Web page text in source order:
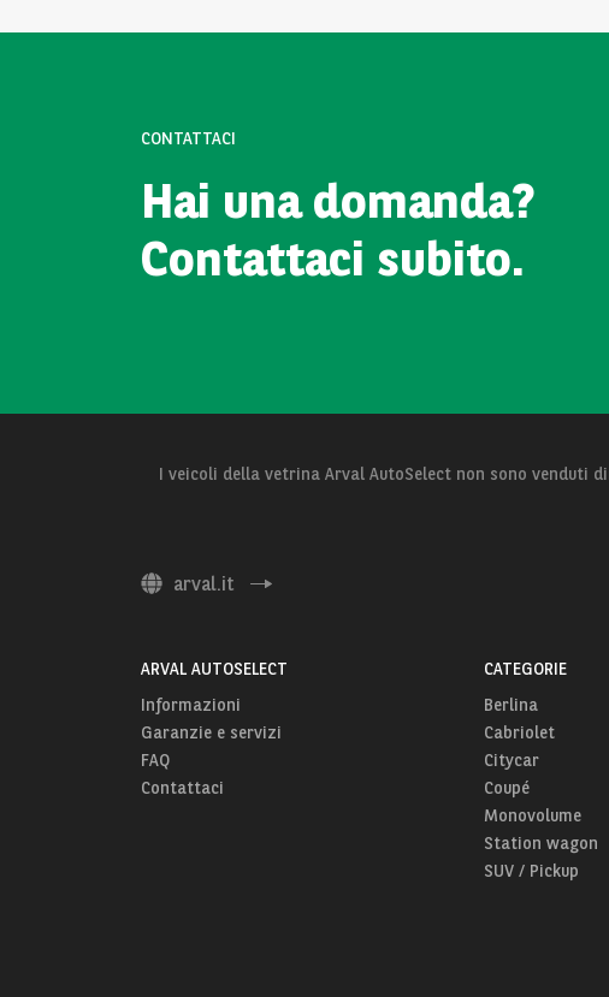
CONTATTACI
Hai una domanda?
Contattaci subito.
I veicoli della vetrina Arval AutoSelect non sono venduti
arval.it
ARVAL AUTOSELECT
Informazioni
Garanzie e servizi
FAQ
Contattaci
CATEGORIE
Berlina
Cabriolet
Citycar
Coupé
Monovolume
Station wagon
SUV / Pickup